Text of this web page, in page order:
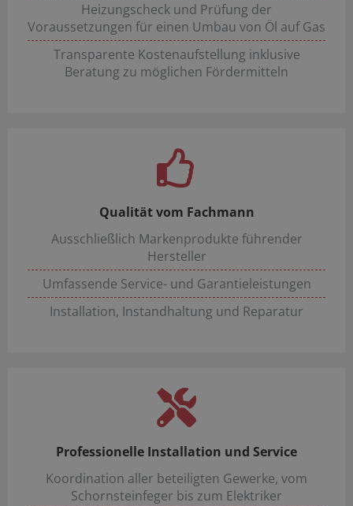
Heizungscheck und Prüfung der
Voraussetzungen für einen Umbau von Öl auf Gas
Transparente Kostenaufstellung inklusive
Beratung zu möglichen Fördermitteln
Qualität vom Fachmann
Ausschließlich Markenprodukte führender
Hersteller
Umfassende Service- und Garantieleistungen
Installation, Instandhaltung und Reparatur
Professionelle Installation und Service
Koordination aller beteiligten Gewerke, vom
Schornsteinfeger bis zum Elektriker